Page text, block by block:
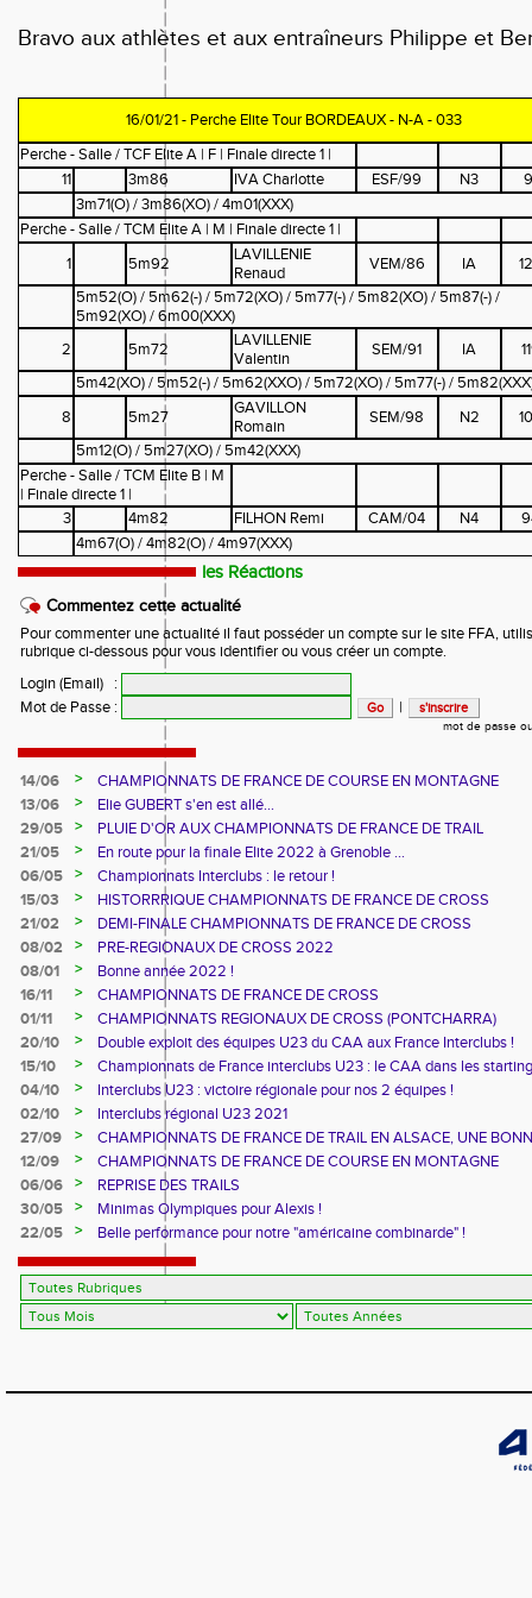
Bravo aux athlètes et aux entraîneurs Philippe et
16/01/21 - Perche Elite Tour BORDEAUX - N-A - 033
Perche - Salle / TCF Elite A | F | Finale directe 1 |
11
3m86 IVA Charlotte ESF/99 N3
3m71(O) / 3m86(XO) / 4m01(XXX)
Perche - Salle / TCM Elite A | M | Finale directe 1 |
1
5m92
LAVILLENIE
Renaud
VEM/86 IA
5m52(O) / 5m62(-) / 5m72(XO) / 5m77(-) / 5m82(XO) / 5m87(-) /
5m92(XO) / 6m00(XXX)
2
5m72
LAVILLENIE
Valentin
SEM/91 IA
5m42(XO) / 5m52(-) / 5m62(XXO) / 5m72(XO) / 5m77(-) /
8
5m27
GAVILLON
Romain
SEM/98 N2
5m12(O) / 5m27(XO) / 5m42(XXX)
Perche - Salle / TCM Elite B | M
| Finale directe 1 |
3
4m82 FILHON Remi CAM/04 N4
4m67(O) / 4m82(O) / 4m97(XXX)
les Réactions
Commentez cette actualité
Pour commenter une actualité il faut posséder un compte sur le site FFA,
rubrique ci-dessous pour vous identifier ou vous créer un compte.
Login (Email)
:
Mot de Passe : |
mot de passe
14/06 >
CHAMPIONNATS DE FRANCE DE COURSE EN MONTAGNE
13/06
>
Elie GUBERT s'en est allé...
29/05
>
PLUIE D'OR AUX CHAMPIONNATS DE FRANCE DE TRAIL
21/05
>
En route pour la finale Elite 2022 à Grenoble ...
06/05
>
Championnats Interclubs : le retour !
15/03
>
HISTORRRIQUE CHAMPIONNATS DE FRANCE DE CROSS
21/02
>
DEMI-FINALE CHAMPIONNATS DE FRANCE DE CROSS
08/02
>
PRE-REGIONAUX DE CROSS 2022
08/01
>
Bonne année 2022 !
16/11
>
CHAMPIONNATS DE FRANCE DE CROSS
01/11
>
CHAMPIONNATS REGIONAUX DE CROSS (PONTCHARRA)
20/10
>
Double exploit des équipes U23 du CAA aux France Interclubs !
15/10
>
Championnats de France interclubs U23 : le CAA dans les
blocks !
04/10 >
Interclubs U23 : victoire régionale pour nos 2 équipes !
02/10
>
Interclubs régional U23 2021
27/09
>
CHAMPIONNATS DE FRANCE DE TRAIL EN ALSACE, UNE
CUVEE
12/09 >
CHAMPIONNATS DE FRANCE DE COURSE EN MONTAGNE
06/06
>
REPRISE DES TRAILS
30/05
>
Minimas Olympiques pour Alexis !
22/05
> Belle performance pour notre "américaine combinarde" !